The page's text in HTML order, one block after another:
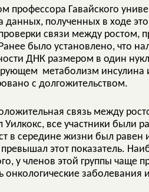
профессора Гавайского
данных, полученных в ходе
связи между ростом,
было установлено, что
ДНК размером в один
метаболизм
с долгожительством.
связь между
Уилкокс, все участники были
в середине жизни был равен
превышал этот показатель.
у членов этой группы чаще
онкологические